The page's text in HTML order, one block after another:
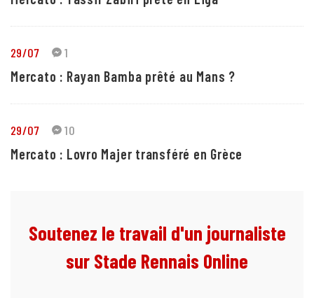
29/07 1
Mercato : Rayan Bamba prêté au Mans ?
29/07 10
Mercato : Lovro Majer transféré en Grèce
Soutenez le travail d'un journaliste
sur Stade Rennais Online